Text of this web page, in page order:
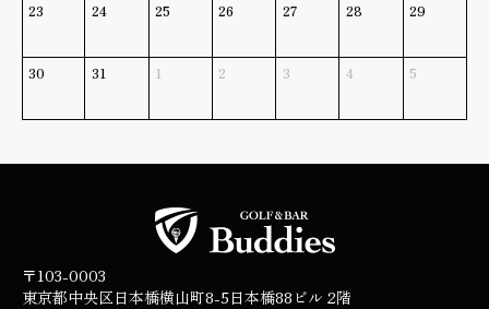
23 24 25 26 27 28 29
30 31 1 2 3 4 5
〒103-0003
東京都中央区日本橋横山町8-5日本橋88ビル 2階